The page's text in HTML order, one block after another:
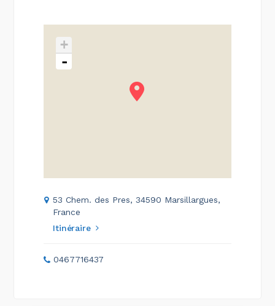
+
-
53 Chem. des Pres, 34590 Marsillargues,
France
Itinéraire
0467716437